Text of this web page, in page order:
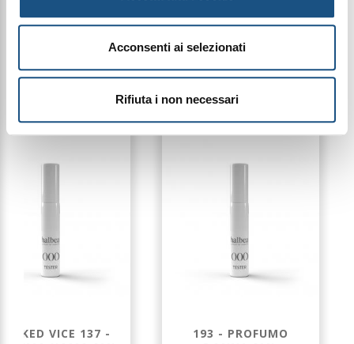
Acconsenti ai selezionati
Rifiuta i non necessari
indicative e possono variare a seconda della
PRODOTTI CORRELATI
VICE 137 -
193 - PROFUMO